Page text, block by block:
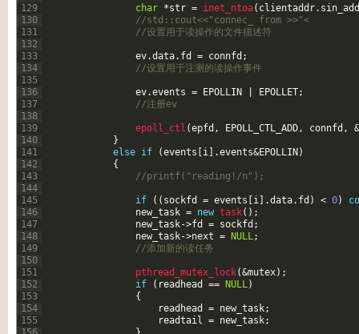
129
130
131
132
133
134
135
136
137
138
139
140
141
142
143
144
145
146
147
148
149
150
151
152
153
154
155
char *str = inet_ntoa( clientaddr.
//std::cout<<"connec_ from >>"<
//设置用于读操作的文件描述符
ev.data. fd = connfd ;
//设置用于注测的读操作事件
ev.events = EPOLLIN EPOLLET;
//注册ev
epoll_ctl (epfd , EPOLL_CTL_ADD, connfd ,
}
else if (events i .events&EPOLLIN )
{
//printf("reading!/n");
if ( ( sockfd = events i .data. fd ) < 0)
new_task = new task( ) ;
new_task->fd = sockfd ;
new_task->next = NULL;
//添加新的读任务
pthread_mutex_lock(&mutex) ;
if
( readhead == NULL)
{
readhead
= new_task;
readtail = new_task;